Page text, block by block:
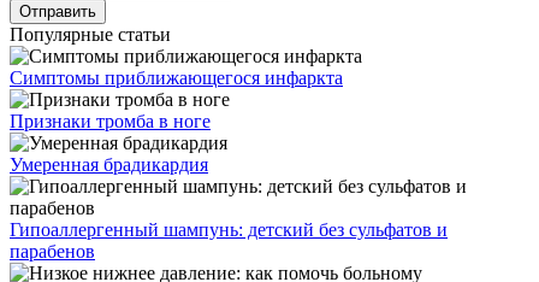
Популярные статьи
Симптомы приближающегося инфаркта
Признаки тромба в ноге
Умеренная брадикардия
Гипоаллергенный шампунь: детский без сульфатов и
парабенов